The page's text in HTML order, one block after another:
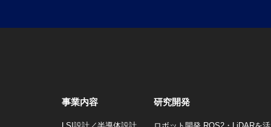
事業内容 研究開発